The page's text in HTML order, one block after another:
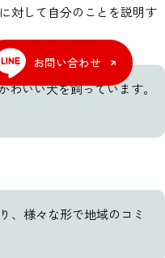
お問い合わせ
対して自分のことを説明す
いい犬を飼っています。
、様々な形で地域のコミ